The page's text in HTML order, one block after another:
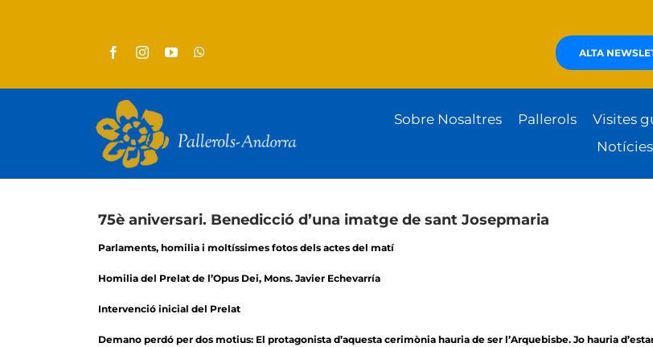
ALTA
Sobre Nosaltres Pallerols Visites
Notícies
75è aniversari. Benedicció d’una imatge de sant Josepmaria
Parlaments, homilia i moltíssimes fotos dels actes del matí
Homilia del Prelat de l’Opus Dei, Mons. Javier Echevarría
Intervenció inicial del Prelat
Demano perdó per dos motius: El protagonista d’aquesta cerimònia hauria de ser l’Arquebisbe. Jo hauria